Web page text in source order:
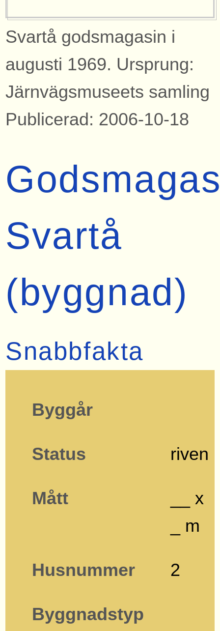
Svartå godsmagasin i
augusti 1969. Ursprung:
Järnvägsmuseets samling
Publicerad: 2006-10-18
Svartå
(byggnad)
Snabbfakta
Byggår
Status riven
Mått
__ x
_ m
Husnummer 2
Byggnadstyp